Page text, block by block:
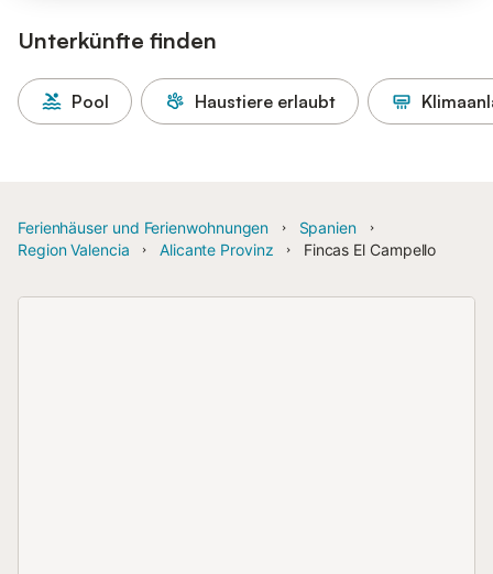
Unterkünfte finden
Pool Haustiere erlaubt
Ferienhäuser und Ferienwohnungen
Spanien
Region Valencia
Alicante Provinz Fincas El Campello